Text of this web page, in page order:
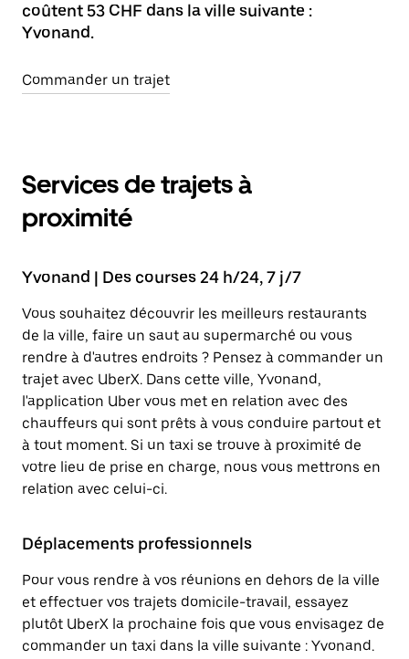
coûtent 53 CHF dans la ville suivante :
Yvonand.
Commander un trajet
Services de trajets à
proximité
Yvonand | Des courses 24 h/24, 7 j/7
Vous souhaitez découvrir les meilleurs restaurants
de la ville, faire un saut au supermarché ou vous
rendre à d'autres endroits ? Pensez à commander un
trajet avec UberX. Dans cette ville, Yvonand,
l'application Uber vous met en relation avec des
chauffeurs qui sont prêts à vous conduire partout et
à tout moment. Si un taxi se trouve à proximité de
votre lieu de prise en charge, nous vous mettrons en
relation avec celui-ci.
Déplacements professionnels
Pour vous rendre à vos réunions en dehors de la ville
et effectuer vos trajets domicile-travail, essayez
plutôt UberX la prochaine fois que vous envisagez de
commander un taxi dans la ville suivante : Yvonand.